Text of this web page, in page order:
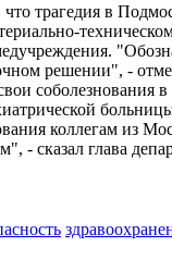
трагедия в
решении", -
соболезнования
коллегам из
- сказал глава